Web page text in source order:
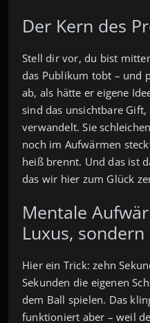
Der Kern des
Stell dir vor, du bist
das Publikum tobt – und
ab, als hätte er eigene
sind das unsichtbare
verwandelt. Sie
noch im Aufwärmen
heiß brennt. Und das ist
das wir hier zum Glück
Mentale
Luxus,
Hier ein Trick: zehn
Sekunden die eigenen
dem Ball spielen. Das
funktioniert aber – weil